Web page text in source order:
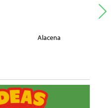
Alacena